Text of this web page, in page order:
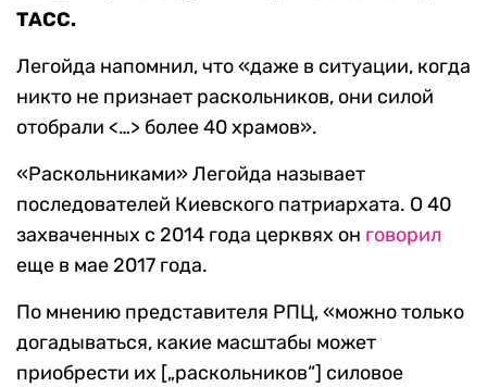
ТАСС.
Легойда напомнил, что «даже в ситуации, когда
никто не признает раскольников, они силой
отобрали <…> более 40 храмов».
«Раскольниками» Легойда называет
последователей Киевского патриархата. О 40
захваченных с 2014 года церквях он говорил
еще в мае 2017 года.
По мнению представителя РПЦ, «можно только
догадываться, какие масштабы может
приобрести их [„раскольников“] силовое